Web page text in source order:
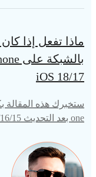
ماذا تفعل إذا
iOS 18/17
one بعد التحديث iOS 17/16/15